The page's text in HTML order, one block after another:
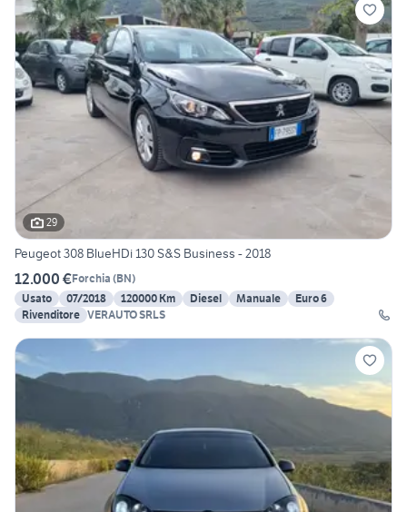
29
Peugeot 308 BlueHDi 130 S&S Business - 2018
12.000 €Forchia (BN)
Usato
07/2018 120000 Km Diesel Manuale
Euro 6
Rivenditore VERAUTO SRLS